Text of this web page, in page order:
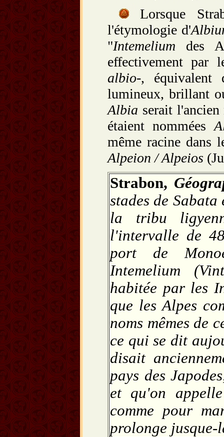
Lorsque
l'étymologie d'
"Intemelium des
effectivement par
albio-,
lumineux, brillant
Albia serait
étaient nommées
même racine
Alpeion / Alpeios
Strabon,
stades de
la tribu
l'intervalle de
port de
Intemelium
habitée par les
que les Alpes
noms mêmes de
ce qui se dit
disait
pays des
et qu'on
comme pour
prolonge jusque-